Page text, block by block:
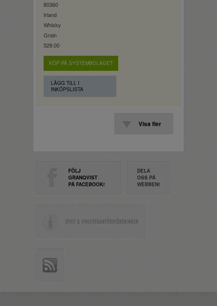
80360
Irland
Whisky
Grain
529.00
KÖP PÅ SYSTEMBOLAGET
LÄGG TILL I
INKÖPSLISTA
Visa fler
FÖLJ
GRANQVIST
PÅ FACEBOOK!
DELA
OSS PÅ
WEBBEN!